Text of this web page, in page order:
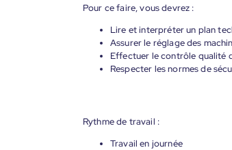
Pour ce faire, vous devrez :
Lire et interpréter un plan
Assurer le réglage des
Effectuer le contrôle qualité
Respecter les normes de
Rythme de travail :
Travail en journée